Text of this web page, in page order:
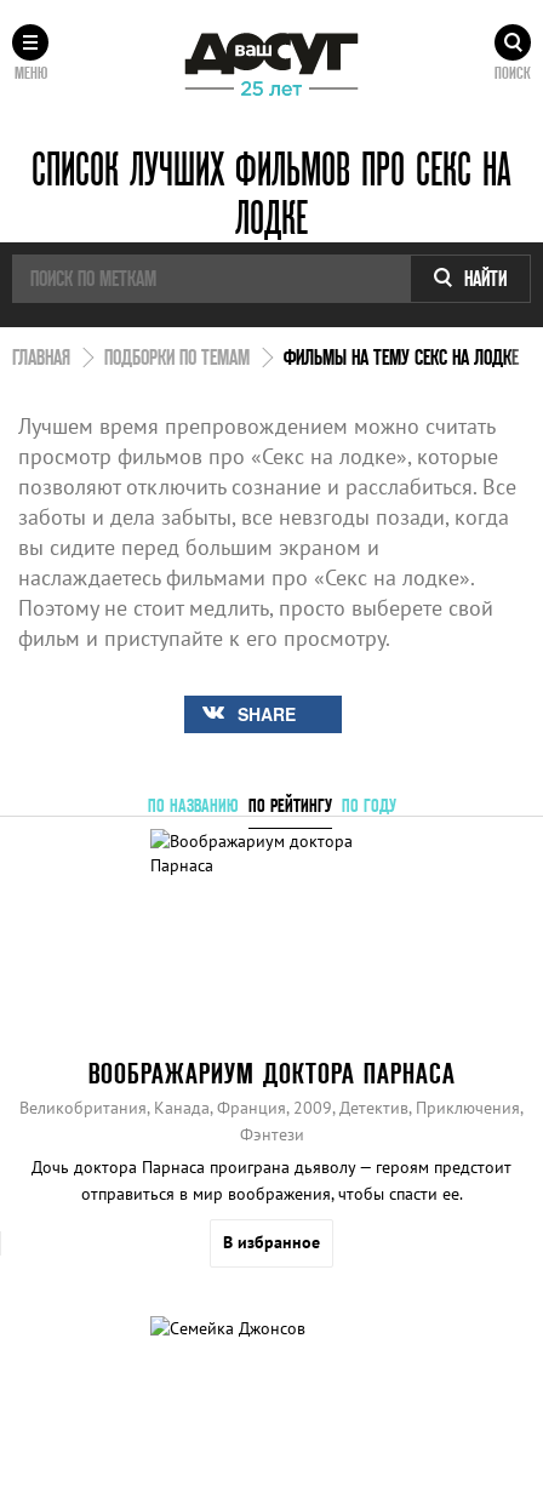
МЕНЮ ПОИСК
СПИСОК ЛУЧШИХ ФИЛЬМОВ ПРО СЕКС НА
ЛОДКЕ
НАЙТИ
ГЛАВНАЯ ПОДБОРКИ ПО ТЕМАМ ФИЛЬМЫ НА ТЕМУ СЕКС НА ЛОДКЕ
Лучшем время препровождением можно считать
просмотр фильмов про «Секс на лодке», которые
позволяют отключить сознание и расслабиться. Все
заботы и дела забыты, все невзгоды позади, когда
вы сидите перед большим экраном и
наслаждаетесь фильмами про «Секс на лодке».
Поэтому не стоит медлить, просто выберете свой
фильм и приступайте к его просмотру.
SHARE
ПО НАЗВАНИЮ ПО РЕЙТИНГУ ПО ГОДУ
ВООБРАЖАРИУМ ДОКТОРА ПАРНАСА
Великобритания, Канада, Франция, 2009, Детектив, Приключения,
Фэнтези
Дочь доктора Парнаса проиграна дьяволу — героям предстоит
отправиться в мир воображения, чтобы спасти ее.
В избранное